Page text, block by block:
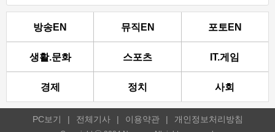
방송EN 뮤직EN 포토EN
생활.문화 스포츠 IT.게임
경제 정치 사회
PC보기 | 전체기사 | 이용약관 | 개인정보처리방침